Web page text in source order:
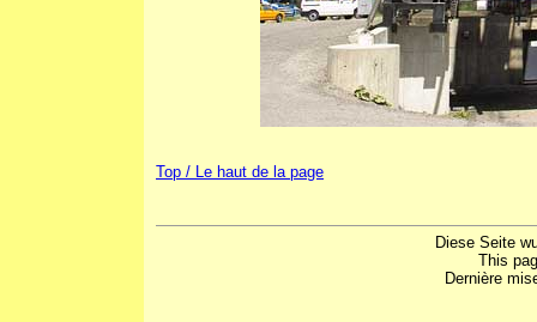
Top / Le haut de la page
Diese Seite
This
Dernière